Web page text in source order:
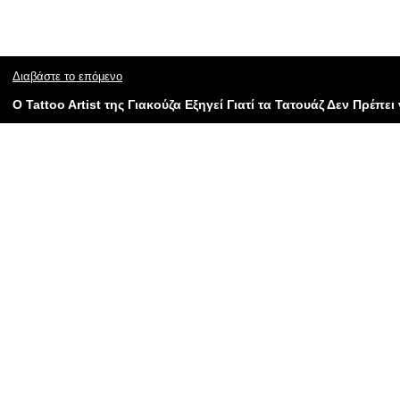
Διαβάστε το επόμενο
Ο Tattoo Artist της Γιακούζα Εξηγεί Γιατί τα Τατουάζ Δεν Πρέπει